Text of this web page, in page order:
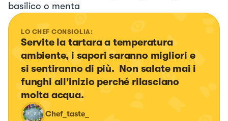
basilico o menta
LO CHEF CONSIGLIA:
Servite la tartara a temperatura
ambiente, i sapori saranno migliori e
si sentiranno di più.  Non salate mai i
funghi all'inizio perché rilasciano
molta acqua.
Chef_taste_